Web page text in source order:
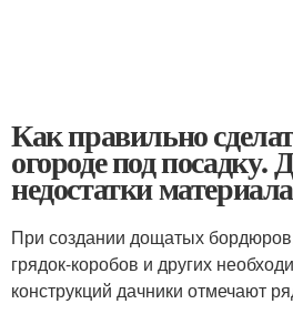
Как правильно
огороде под посадку.
недостатки материала
При создании дощатых
грядок-коробов и других
конструкций дачники отмечают